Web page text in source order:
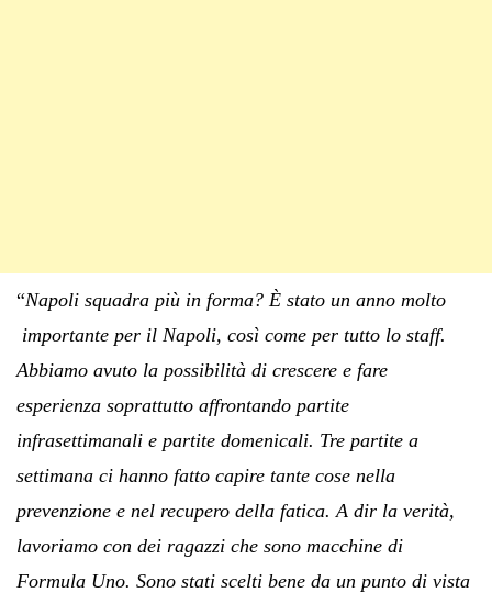
“Napoli squadra più in forma? È stato un anno molto
importante per il Napoli, così come per tutto lo staff.
Abbiamo avuto la possibilità di crescere e fare
esperienza soprattutto affrontando partite
infrasettimanali e partite domenicali. Tre partite a
settimana ci hanno fatto capire tante cose nella
prevenzione e nel recupero della fatica. A dir la verità,
lavoriamo con dei ragazzi che sono macchine di
Formula Uno. Sono stati scelti bene da un punto di vista